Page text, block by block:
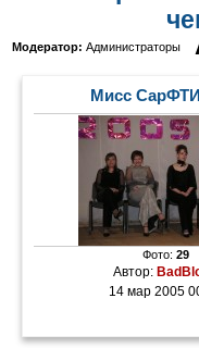
Модератор: Администраторы
Мисс
Фото: 29
Автор:
14 мар 2005